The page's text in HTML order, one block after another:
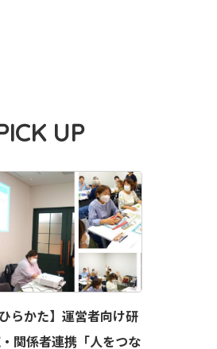
UP
ひらかた】運営者向け研
関係者連携「人をつな